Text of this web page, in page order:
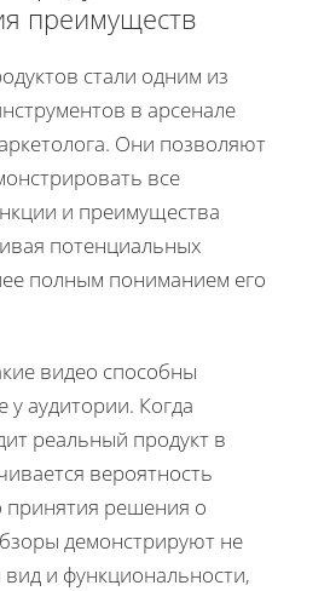
преимуществ
стали одним из
в арсенале
Они позволяют
все
и преимущества
потенциальных
полным пониманием его
видео способны
у аудитории. Когда
реальный продукт в
вероятность
принятия решения о
демонстрируют не
и функциональности,